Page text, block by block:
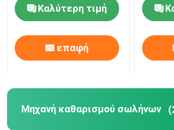
Καλύτερη τιμή
επαφή
Μηχανή καθαρισμού σωλήνων